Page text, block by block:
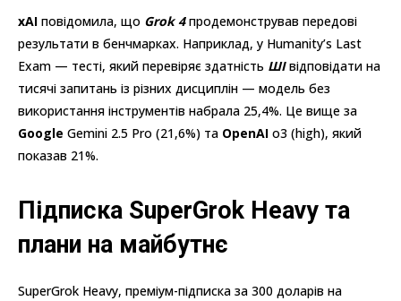
xAI повідомила, що Grok 4продемонстрував передові
результати в бенчмарках. Наприклад, у Humanity’s Last
Exam — тесті, який перевіряє здатність ШІвідповідати на
тисячі запитань із різних дисциплін — модель без
використання інструментів набрала 25,4%. Це вище за
Google Gemini 2.5 Pro (21,6%) та OpenAI o3 (high), який
показав 21%.
Підписка SuperGrok Heavy та
плани на майбутнє
SuperGrok Heavy, преміум-підписка за 300 доларів на